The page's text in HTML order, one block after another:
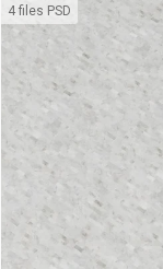
4 files PSD